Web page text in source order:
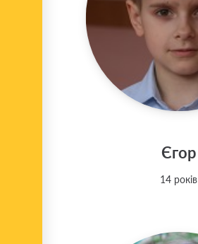
Єгор
14 років